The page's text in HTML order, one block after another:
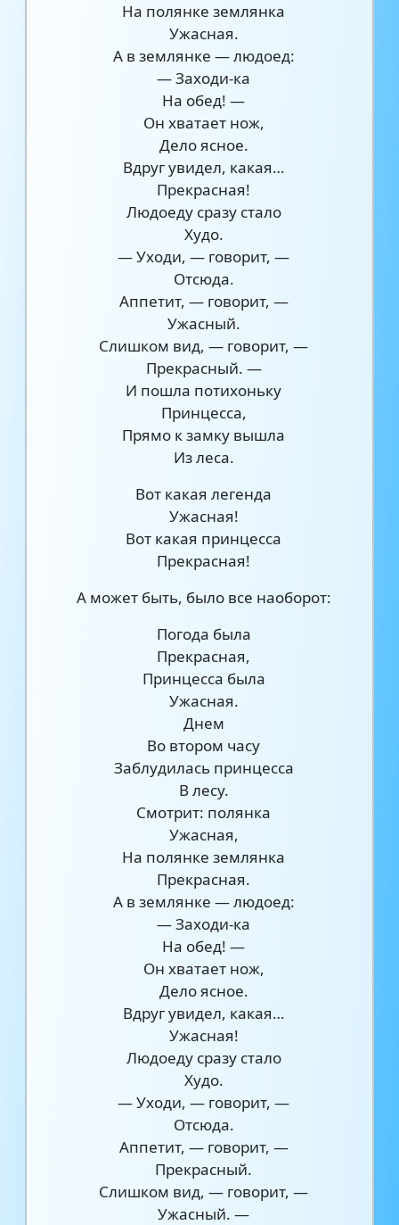
На полянке землянка
Ужасная.
А в землянке — людоед:
— Заходи-ка
На обед! —
Он хватает нож,
Дело ясное.
Вдруг увидел, какая…
Прекрасная!
Людоеду сразу стало
Худо.
— Уходи, — говорит, —
Отсюда.
Аппетит, — говорит, —
Ужасный.
Слишком вид, — говорит, —
Прекрасный. —
И пошла потихоньку
Принцесса,
Прямо к замку вышла
Из леса.
Вот какая легенда
Ужасная!
Вот какая принцесса
Прекрасная!
А может быть, было все наоборот:
Погода была
Прекрасная,
Принцесса была
Ужасная.
Днем
Во втором часу
Заблудилась принцесса
В лесу.
Смотрит: полянка
Ужасная,
На полянке землянка
Прекрасная.
А в землянке — людоед:
— Заходи-ка
На обед! —
Он хватает нож,
Дело ясное.
Вдруг увидел, какая…
Ужасная!
Людоеду сразу стало
Худо.
— Уходи, — говорит, —
Отсюда.
Аппетит, — говорит, —
Прекрасный.
Слишком вид, — говорит, —
Ужасный. —